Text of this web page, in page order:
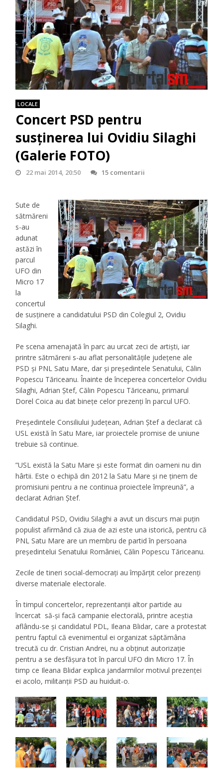
LOCALE
Concert PSD pentru
susținerea lui Ovidiu Silaghi
(Galerie FOTO)
22 mai 2014, 20:50 15 comentarii
Sute de
sătmăreni
s-au
adunat
astăzi în
parcul
UFO din
Micro 17
la
concertul
de susținere a candidatului PSD din Colegiul 2, Ovidiu
Silaghi.
Pe scena amenajată în parc au urcat zeci de artiști, iar
printre sătmăreni s-au aflat personalitățile județene ale
PSD și PNL Satu Mare, dar și președintele Senatului, Călin
Popescu Tăriceanu. Înainte de începerea concertelor Ovidiu
Silaghi, Adrian Ștef, Călin Popescu Tăriceanu, primarul
Dorel Coica au dat binețe celor prezenți în parcul UFO.
Președintele Consiliului Județean, Adrian Ștef a declarat că
USL există în Satu Mare, iar proiectele promise de uniune
trebuie să continue.
”USL există la Satu Mare și este format din oameni nu din
hârtii. Este o echipă din 2012 la Satu Mare și ne ținem de
promisiuni pentru a ne continua proiectele împreună”, a
declarat Adrian Ștef.
Candidatul PSD, Ovidiu Silaghi a avut un discurs mai puțin
populist afirmând că ziua de azi este una istorică, pentru că
PNL Satu Mare are un membru de partid în persoana
președintelui Senatului României, Călin Popescu Tăriceanu.
Zecile de tineri social-democrați au împărțit celor prezenți
diverse materiale electorale.
În timpul concertelor, reprezentanții altor partide au
încercat să-și facă campanie electorală, printre aceștia
aflându-se și candidatul PDL, Ileana Blidar, care a protestat
pentru faptul că evenimentul ei organizat săptămâna
trecută cu dr. Cristian Andrei, nu a obținut autorizație
pentru a se desfășura tot în parcul UFO din Micro 17. În
timp ce Ileana Blidar explica jandarmilor motivul prezenței
ei acolo, militanții PSD au huiduit-o.